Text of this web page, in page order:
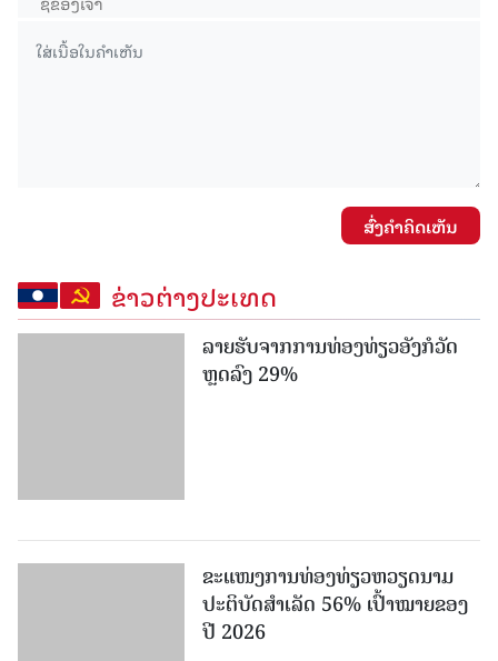
ສົ່ງຄໍາຄິດເຫັນ
ຂ່າວຕ່າງປະເທດ
ລາຍຮັບຈາກການທ່ອງທ່ຽວອັງກໍວັດ
ຫຼດລົງ 29%
ຂະ​ແໜງ​ການ​ທ່ອງ​ທ່ຽວຫວຽດນາມ ​
ປະ​ຕິ​ບັດ​ສຳ​ເລັດ 56% ເປົ້າ​ໝາຍຂອງ
ປີ 2026